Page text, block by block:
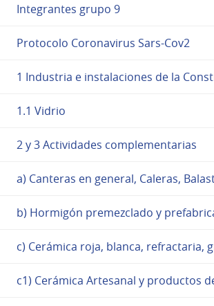
Integrantes grupo 9
Protocolo Coronavirus Sars-Cov2
1 Industria e instalaciones de la
1.1 Vidrio
2 y 3 Actividades complementarias
a) Canteras en general, Caleras,
b) Hormigón premezclado y
c) Cerámica roja, blanca, refractaria,
c1) Cerámica Artesanal y productos